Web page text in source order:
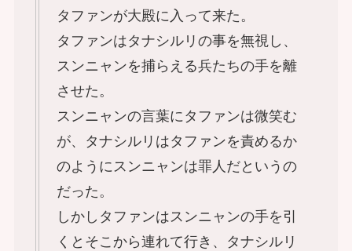
タファンが大殿に入って来た。
タファンはタナシルリの事を無視し、
スンニャンを捕らえる兵たちの手を離
させた。
スンニャンの言葉にタファンは微笑む
が、タナシルリはタファンを責めるか
のようにスンニャンは罪人だというの
だった。
しかしタファンはスンニャンの手を引
くとそこから連れて行き、タナシルリ